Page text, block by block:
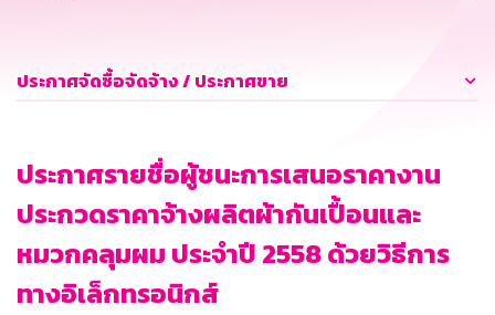
ประกาศจัดซื้อจัดจ้าง / ประกาศขาย
ประกาศรายชื่อผู้ชนะการเสนอราคางาน
ประกวดราคาจ้างผลิตผ้ากันเปื้อนและ
หมวกคลุมผม ประจำปี 2558 ด้วยวิธีการ
ทางอิเล็กทรอนิกส์